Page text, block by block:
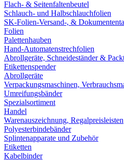
Flach- & Seitenfaltenbeutel
Schlauch- und Halbschlauchfolien
SK-Folien-Versand-, &
Folien
Palettenhauben
Hand-Automatenstrechfolien
Abrollgeräte, Schneideständer &
Etikettenspender
Abrollgeräte
Verpackungsmaschinen,
Umreifungsbänder
Spezialsortiment
Handel
Warenauszeichnung, Regalpreisleisten
Polyesterbindebänder
Splintenapparate und Zubehör
Etiketten
Kabelbinder